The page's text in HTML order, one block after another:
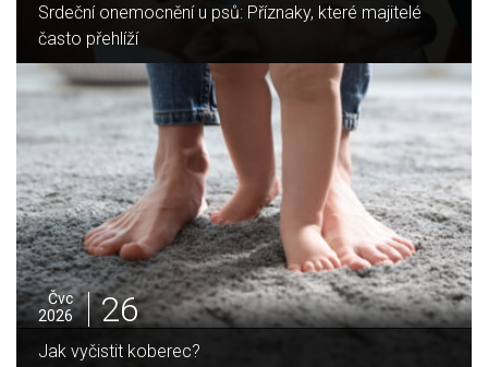
Srdeční onemocnění u psů: Příznaky, které majitelé
často přehlíží
Čvc
2026
26
Jak vyčistit koberec?